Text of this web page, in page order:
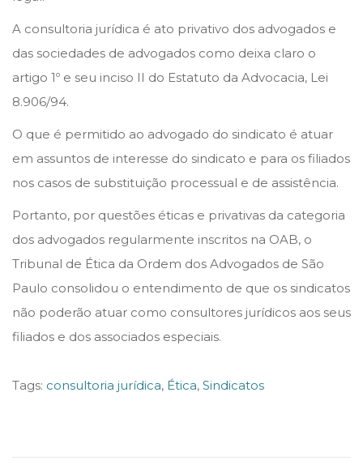
A consultoria jurídica é ato privativo dos advogados e
das sociedades de advogados como deixa claro o
artigo 1º e seu inciso II do Estatuto da Advocacia, Lei
8.906/94.
O que é permitido ao advogado do sindicato é atuar
em assuntos de interesse do sindicato e para os filiados
nos casos de substituição processual e de assistência.
Portanto, por questões éticas e privativas da categoria
dos advogados regularmente inscritos na OAB, o
Tribunal de Ética da Ordem dos Advogados de São
Paulo consolidou o entendimento de que os sindicatos
não poderão atuar como consultores jurídicos aos seus
filiados e dos associados especiais.
Tags: consultoria jurídica, Ética, Sindicatos